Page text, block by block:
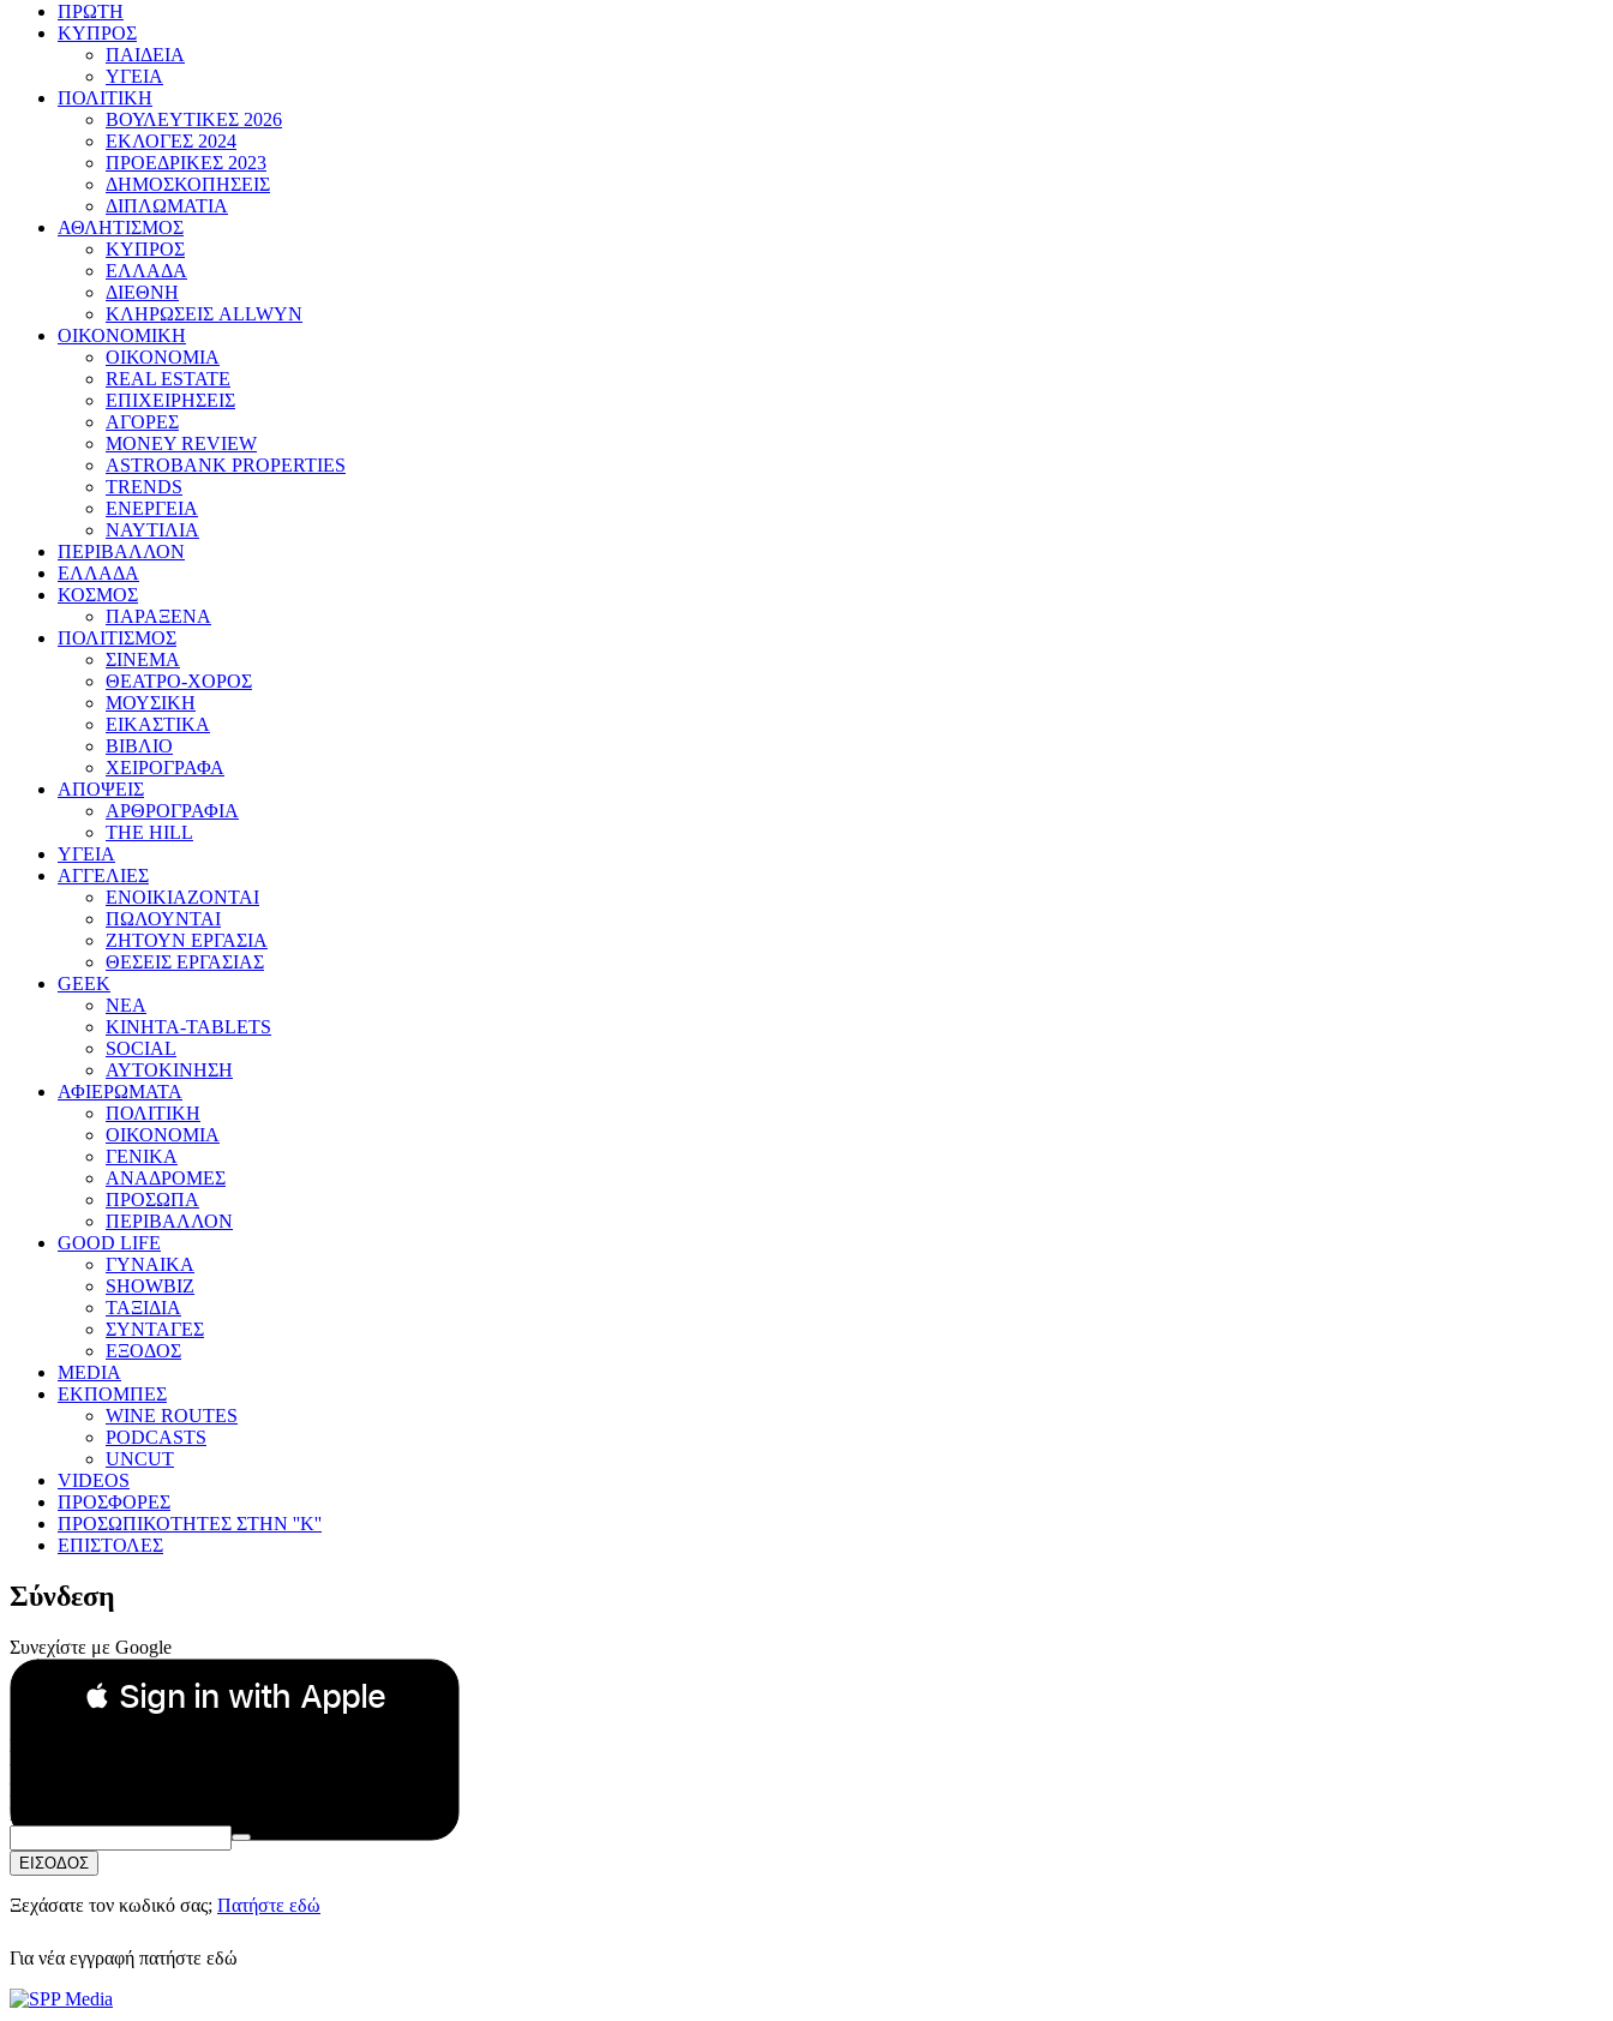
ΠΡΩΤΗ
ΚΥΠΡΟΣ
ΠΑΙΔΕΙΑ
ΥΓΕΙΑ
ΠΟΛΙΤΙΚΗ
ΒΟΥΛΕΥΤΙΚΕΣ 2026
ΕΚΛΟΓΕΣ 2024
ΠΡΟΕΔΡΙΚΕΣ 2023
ΔΗΜΟΣΚΟΠΗΣΕΙΣ
ΔΙΠΛΩΜΑΤΙΑ
ΑΘΛΗΤΙΣΜΟΣ
ΚΥΠΡΟΣ
ΕΛΛΑΔΑ
ΔΙΕΘΝΗ
ΚΛΗΡΩΣΕΙΣ ALLWYN
ΟΙΚΟΝΟΜΙΚΗ
ΟΙΚΟΝΟΜΙΑ
REAL ESTATE
ΕΠΙΧΕΙΡΗΣΕΙΣ
ΑΓΟΡΕΣ
MONEY REVIEW
ASTROBANK PROPERTIES
TRENDS
ΕΝΕΡΓΕΙΑ
ΝΑΥΤΙΛΙΑ
ΠΕΡΙΒΑΛΛΟΝ
ΕΛΛΑΔΑ
ΚΟΣΜΟΣ
ΠΑΡΑΞΕΝΑ
ΠΟΛΙΤΙΣΜΟΣ
ΣΙΝΕΜΑ
ΘΕΑΤΡΟ-ΧΟΡΟΣ
ΜΟΥΣΙΚΗ
ΕΙΚΑΣΤΙΚΑ
ΒΙΒΛΙΟ
ΧΕΙΡΟΓΡΑΦΑ
ΑΠΟΨΕΙΣ
ΑΡΘΡΟΓΡΑΦΙΑ
THE HILL
ΥΓΕΙΑ
ΑΓΓΕΛΙΕΣ
ΕΝΟΙΚΙΑΖΟΝΤΑΙ
ΠΩΛΟΥΝΤΑΙ
ΖΗΤΟΥΝ ΕΡΓΑΣΙΑ
ΘΕΣΕΙΣ ΕΡΓΑΣΙΑΣ
GEEK
ΝΕΑ
ΚΙΝΗΤΑ-TABLETS
SOCIAL
ΑΥΤΟΚΙΝΗΣΗ
ΑΦΙΕΡΩΜΑΤΑ
ΠΟΛΙΤΙΚΗ
ΟΙΚΟΝΟΜΙΑ
ΓΕΝΙΚΑ
ΑΝΑΔΡΟΜΕΣ
ΠΡΟΣΩΠΑ
ΠΕΡΙΒΑΛΛΟΝ
GOOD LIFE
ΓΥΝΑΙΚΑ
SHOWBIZ
ΤΑΞΙΔΙΑ
ΣΥΝΤΑΓΕΣ
ΕΞΟΔΟΣ
MEDIA
ΕΚΠΟΜΠΕΣ
WINE ROUTES
PODCASTS
UNCUT
VIDEOS
ΠΡΟΣΦΟΡΕΣ
ΠΡΟΣΩΠΙΚΟΤΗΤΕΣ ΣΤΗΝ ''Κ''
ΕΠΙΣΤΟΛΕΣ
Σύνδεση
Συνεχίστε με Google
 Sign in with Apple
Συνεχίστε με Apple
ή
Email:
Κωδικός Πρόσβασης:
ΕΙΣΟΔΟΣ
Ξεχάσατε τον κωδικό σας; Πατήστε εδώ
Για νέα εγγραφή πατήστε εδώ